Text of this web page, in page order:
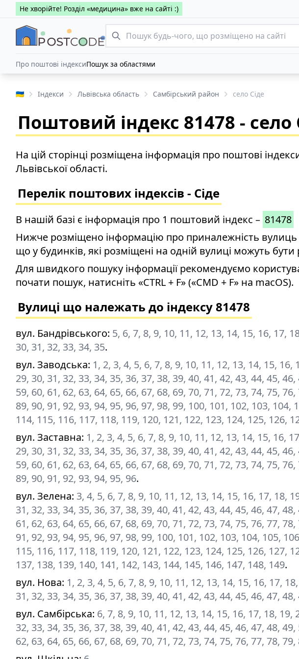
Не хворійте! Розділ «медицина» вже на сайті :)
Про поштові індексиПошук за областями
🇺🇦 Індекси Львівська область Самбірський район село Сіде
Поштовий індекс 81478 - село
На цій сторінці розміщена інформація про поштові
Львівської області.
Перелік поштових індексів - Сіде
В нашій базі є інформація про 1 поштовий індекс – 81478
Нижче розміщено інформацію про приналежність вулиць
що у будинків, які розміщені на одній вулиці можуть бути
Для швидкого пошуку інформації рекомендуємо
почати пошук, натисніть «CTRL + F» («CMD + F» на macOS).
Вулиці що належать до індексу 81478
вул. Бандрівського: 5, 6, 7, 8, 9, 10, 11, 12, 13, 14, 15, 16, 17,
30, 31, 32, 33, 34, 35.
вул. Заводська: 1, 2, 3, 4, 5, 6, 7, 8, 9, 10, 11, 12, 13, 14, 15,
29, 30, 31, 32, 33, 34, 35, 36, 37, 38, 39, 40, 41, 42, 43, 44, 45,
59, 60, 61, 62, 63, 64, 65, 66, 67, 68, 69, 70, 71, 72, 73, 74, 75,
89, 90, 91, 92, 93, 94, 95, 96, 97, 98, 99, 100, 101, 102, 103, 104,
114, 115, 116, 117, 118, 119, 120, 121, 122, 123, 124, 125, 126,
вул. Заставна: 1, 2, 3, 4, 5, 6, 7, 8, 9, 10, 11, 12, 13, 14, 15, 16,
29, 30, 31, 32, 33, 34, 35, 36, 37, 38, 39, 40, 41, 42, 43, 44, 45,
59, 60, 61, 62, 63, 64, 65, 66, 67, 68, 69, 70, 71, 72, 73, 74, 75,
89, 90, 91, 92, 93, 94, 95, 96.
вул. Зелена: 3, 4, 5, 6, 7, 8, 9, 10, 11, 12, 13, 14, 15, 16, 17, 18,
31, 32, 33, 34, 35, 36, 37, 38, 39, 40, 41, 42, 43, 44, 45, 46, 47,
61, 62, 63, 64, 65, 66, 67, 68, 69, 70, 71, 72, 73, 74, 75, 76, 77,
91, 92, 93, 94, 95, 96, 97, 98, 99, 100, 101, 102, 103, 104, 105,
115, 116, 117, 118, 119, 120, 121, 122, 123, 124, 125, 126, 127,
137, 138, 139, 140, 141, 142, 143, 144, 145, 146, 147, 148, 149.
вул. Нова: 1, 2, 3, 4, 5, 6, 7, 8, 9, 10, 11, 12, 13, 14, 15, 16, 17,
31, 32, 33, 34, 35, 36, 37, 38, 39, 40, 41, 42, 43, 44, 45, 46, 47,
вул. Самбірська: 6, 7, 8, 9, 10, 11, 12, 13, 14, 15, 16, 17, 18,
32, 33, 34, 35, 36, 37, 38, 39, 40, 41, 42, 43, 44, 45, 46, 47, 48,
62, 63, 64, 65, 66, 67, 68, 69, 70, 71, 72, 73, 74, 75, 76, 77, 78,